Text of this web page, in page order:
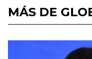
MÁS DE